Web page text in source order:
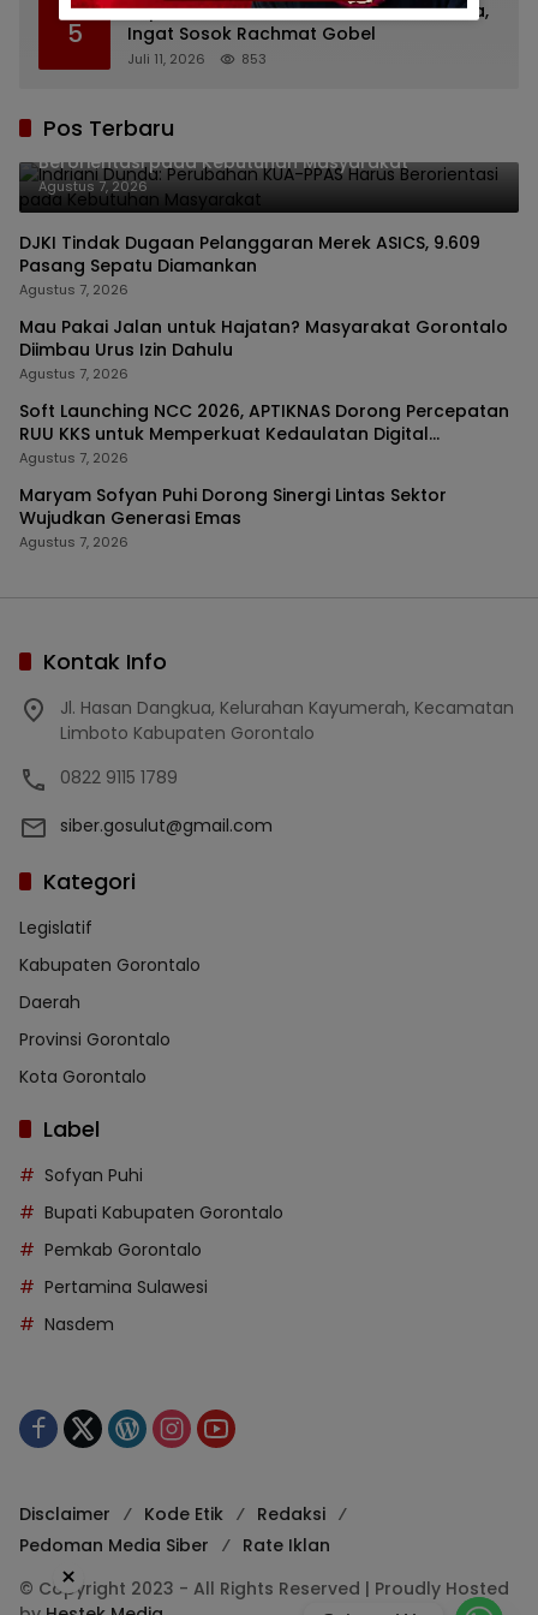
5
Bupati Gorontalo Ziarah ke TMP Kalibata,
Ingat Sosok Rachmat Gobel
Juli 11, 2026 853
Pos Terbaru
Indriani Dunda: Perubahan KUA-PPAS Harus
Berorientasi pada Kebutuhan Masyarakat
Agustus 7, 2026
DJKI Tindak Dugaan Pelanggaran Merek ASICS, 9.609
Pasang Sepatu Diamankan
Agustus 7, 2026
Mau Pakai Jalan untuk Hajatan? Masyarakat Gorontalo
Diimbau Urus Izin Dahulu
Agustus 7, 2026
Soft Launching NCC 2026, APTIKNAS Dorong Percepatan
RUU KKS untuk Memperkuat Kedaulatan Digital
Indonesia
Agustus 7, 2026
Maryam Sofyan Puhi Dorong Sinergi Lintas Sektor
Wujudkan Generasi Emas
Agustus 7, 2026
Kontak Info
Jl. Hasan Dangkua, Kelurahan Kayumerah, Kecamatan
Limboto Kabupaten Gorontalo
0822 9115 1789
siber.gosulut@gmail.com
Kategori
Legislatif
Kabupaten Gorontalo
Daerah
Provinsi Gorontalo
Kota Gorontalo
Label
Sofyan Puhi
Bupati Kabupaten Gorontalo
Pemkab Gorontalo
Pertamina Sulawesi
Nasdem
Disclaimer Kode Etik
Redaksi
Pedoman Media Siber
Rate Iklan
© Copyright 2023 - All Rights Reserved | Proudly Hosted
×